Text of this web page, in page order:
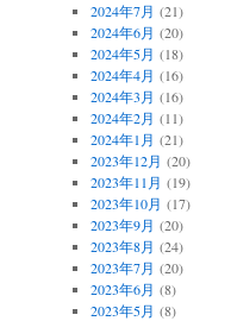
2024年7月 (21)
2024年6月 (20)
2024年5月 (18)
2024年4月 (16)
2024年3月 (16)
2024年2月 (11)
2024年1月 (21)
2023年12月 (20)
2023年11月 (19)
2023年10月 (17)
2023年9月 (20)
2023年8月 (24)
2023年7月 (20)
2023年6月 (8)
2023年5月 (8)